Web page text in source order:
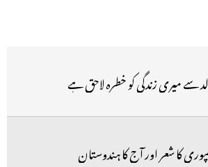
سے میری زندگی کو خطرہ لاحق ہے
کا شعر اور آج کا ہندوستان